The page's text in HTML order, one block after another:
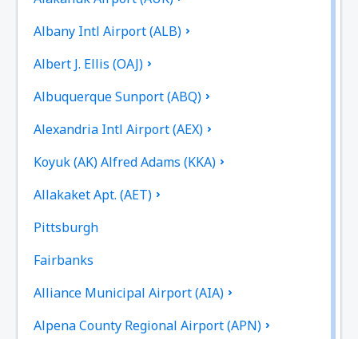
Albany Intl Airport (ALB)
Albert J. Ellis (OAJ)
Albuquerque Sunport (ABQ)
Alexandria Intl Airport (AEX)
Koyuk (AK) Alfred Adams (KKA)
Allakaket Apt. (AET)
Pittsburgh
Fairbanks
Alliance Municipal Airport (AIA)
Alpena County Regional Airport (APN)